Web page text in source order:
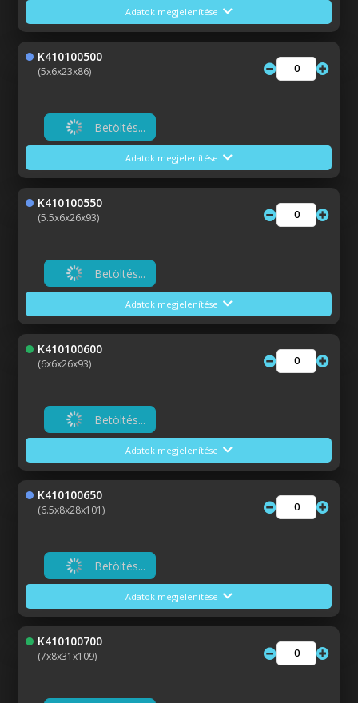
Adatok megjelenítése
K410100500
(5x6x23x86)
Betöltés...
Adatok megjelenítése
K410100550
(5.5x6x26x93)
Betöltés...
Adatok megjelenítése
K410100600
(6x6x26x93)
Betöltés...
Adatok megjelenítése
K410100650
(6.5x8x28x101)
Betöltés...
Adatok megjelenítése
K410100700
(7x8x31x109)